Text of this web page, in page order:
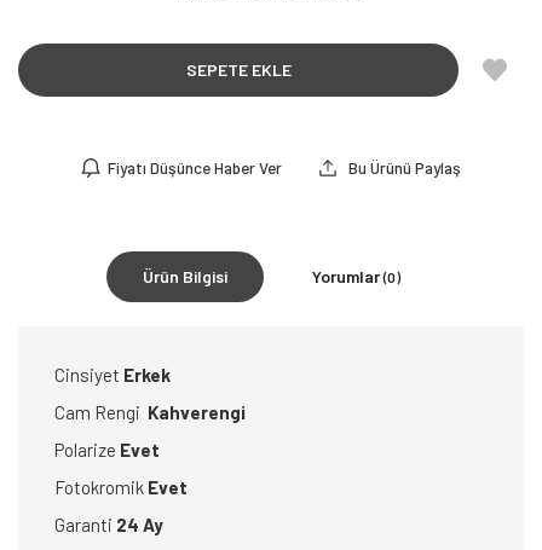
SEPETE EKLE
Fiyatı Düşünce Haber Ver Bu Ürünü Paylaş
Ürün Bilgisi Yorumlar(0)
Cinsiyet Erkek
Cam Rengi Kahverengi
Polarize Evet
Fotokromik Evet
Garanti 24 Ay